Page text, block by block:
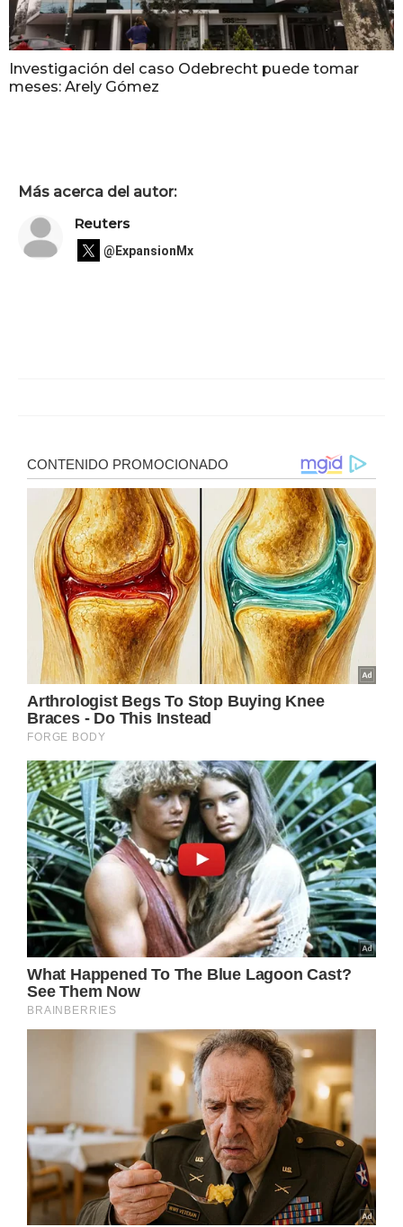
Investigación del caso Odebrecht puede tomar
meses: Arely Gómez
Más acerca del autor:
Reuters
@ExpansionMx